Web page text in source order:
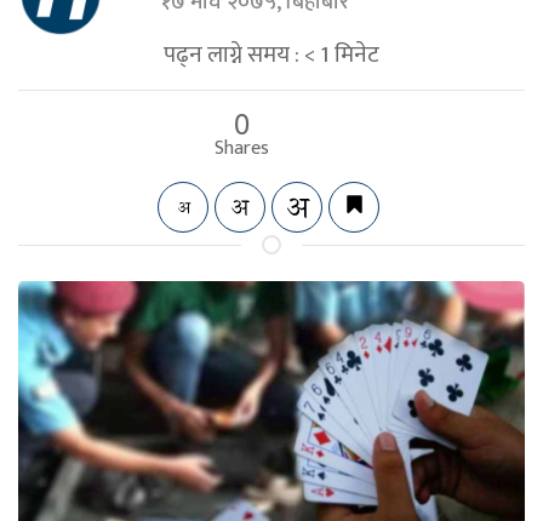
पढ्न लाग्ने समय :< 1मिनेट
0
Shares